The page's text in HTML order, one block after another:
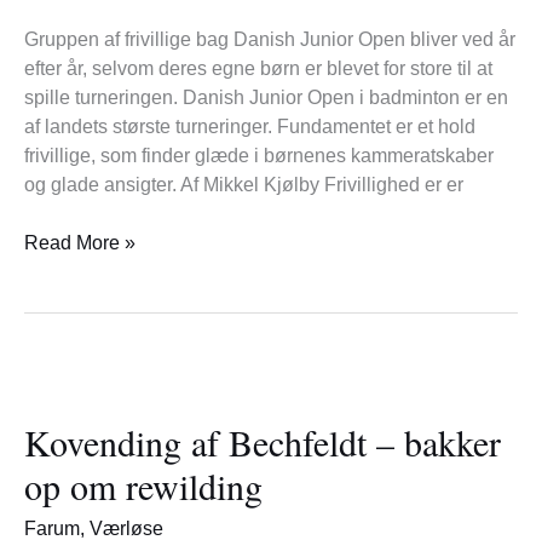
Gruppen af frivillige bag Danish Junior Open bliver ved år
efter år, selvom deres egne børn er blevet for store til at
spille turneringen. Danish Junior Open i badminton er en
af landets største turneringer. Fundamentet er et hold
frivillige, som finder glæde i børnenes kammeratskaber
og glade ansigter. Af Mikkel Kjølby Frivillighed er er
gave
Read More »
Kovending af Bechfeldt – bakker
op om rewilding
Farum, Værløse
Bechfeldt
–
bakker
op